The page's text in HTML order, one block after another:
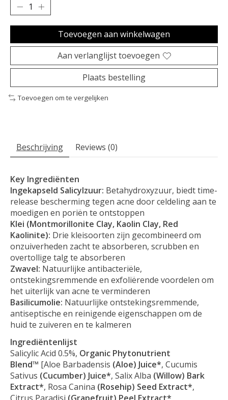
Toevoegen aan winkelwagen
Aan verlanglijst toevoegen
Plaats bestelling
Toevoegen om te vergelijken
Beschrijving Reviews (0)
Key Ingrediënten
Ingekapseld Salicylzuur: Betahydroxyzuur, biedt time-
release bescherming tegen acne door celdeling aan te
moedigen en poriën te ontstoppen
Klei (Montmorillonite Clay, Kaolin Clay, Red
Kaolinite): Drie kleisoorten zijn gecombineerd om
onzuiverheden zacht te absorberen, scrubben en
overtollige talg te absorberen
Zwavel: Natuurlijke antibacteriële,
ontstekingsremmende en exfoliërende voordelen om
het uiterlijk van acne te verminderen
Basilicumolie: Natuurlijke ontstekingsremmende,
antiseptische en reinigende eigenschappen om de
huid te zuiveren en te kalmeren
Ingrediëntenlijst
Salicylic Acid 0.5%, Organic Phytonutrient
Blend™ [Aloe Barbadensis (Aloe) Juice*, Cucumis
Sativus (Cucumber) Juice*, Salix Alba (Willow) Bark
Extract*, Rosa Canina (Rosehip) Seed Extract*,